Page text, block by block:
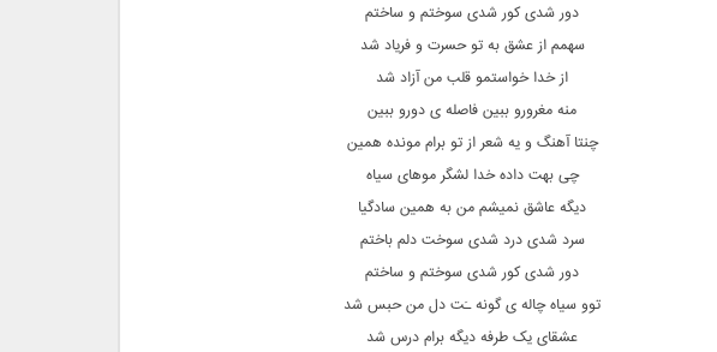
دور شدی کور شدی سوختم و ساختم
سهمم از عشق به تو حسرت و فریاد شد
از خدا خواستمو قلب من آزاد شد
منه مغرورو ببین فاصله ی دورو ببین
چنتا آهنگ و یه شعر از تو برام مونده همین
چی بهت داده خدا لشگر موهای سیاه
دیگه عاشق نمیشم من به همین سادگیا
سرد شدی درد شدی سوخت دلم باختم
دور شدی کور شدی سوختم و ساختم
توو سیاه چاله ی گونه ـَت دل من حبس شد
عشقای یک طرفه دیگه برام درس شد